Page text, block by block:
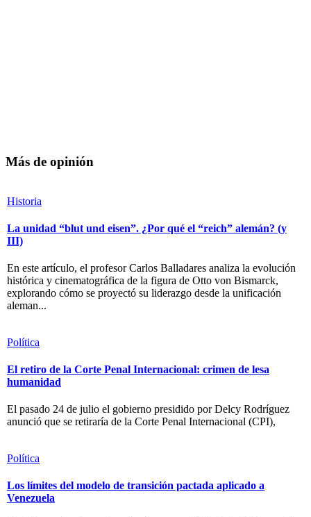
Más de opinión
Historia
La unidad “blut und eisen”. ¿Por qué el “reich” alemán? (y
III)
En este artículo, el profesor Carlos Balladares analiza la evolución
histórica y cinematográfica de la figura de Otto von Bismarck,
explorando cómo se proyectó su liderazgo desde la unificación
aleman...
Política
El retiro de la Corte Penal Internacional: crimen de lesa
humanidad
El pasado 24 de julio el gobierno presidido por Delcy Rodríguez
anunció que se retiraría de la Corte Penal Internacional (CPI),
Política
Los límites del modelo de transición pactada aplicado a
Venezuela